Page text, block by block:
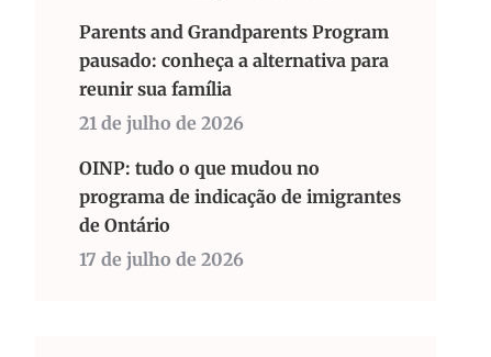
Parents and Grandparents Program
pausado: conheça a alternativa para
reunir sua família
21 de julho de 2026
OINP: tudo o que mudou no
programa de indicação de imigrantes
de Ontário
17 de julho de 2026